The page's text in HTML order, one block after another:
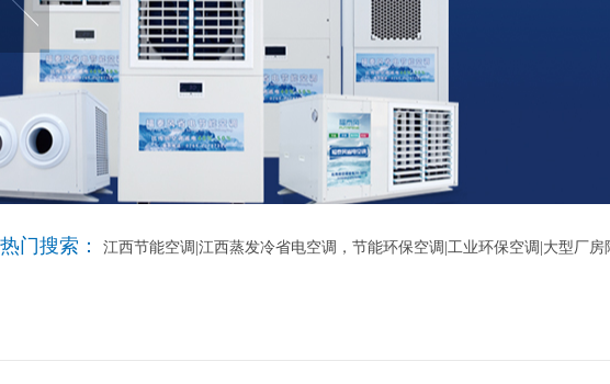
热门搜索： 江西节能空调|江西蒸发冷省电空调，节能环保空调|工业环保空调|大型厂